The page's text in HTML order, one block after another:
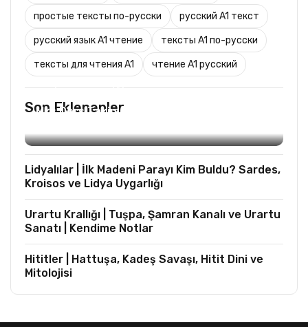
простые тексты по-русски русский A1 текст
русский язык A1 чтение тексты A1 по-русски
тексты для чтения A1 чтение A1 русский
Son Eklenenler
Mks Ders Takip (Turizm ve Mesleki Dersler
Lidyalılar | İlk Madeni Parayı Kim Buldu? Sardes,
Kroisos ve Lidya Uygarlığı
Urartu Krallığı | Tuşpa, Şamran Kanalı ve Urartu
Sanatı | Kendime Notlar
Hititler | Hattuşa, Kadeş Savaşı, Hitit Dini ve
Mitolojisi